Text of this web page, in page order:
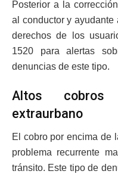
Posterior a la
al conductor y ayudante
derechos de los
1520 para alertas
denuncias de este tipo.
Altos
extraurbano
El cobro por encima de
problema recurrente
tránsito. Este tipo de